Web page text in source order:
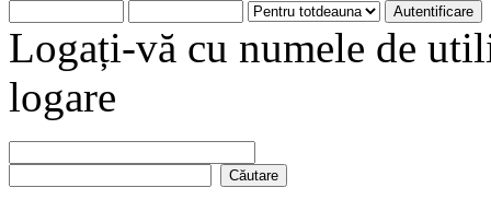
Logați-vă cu numele de
logare